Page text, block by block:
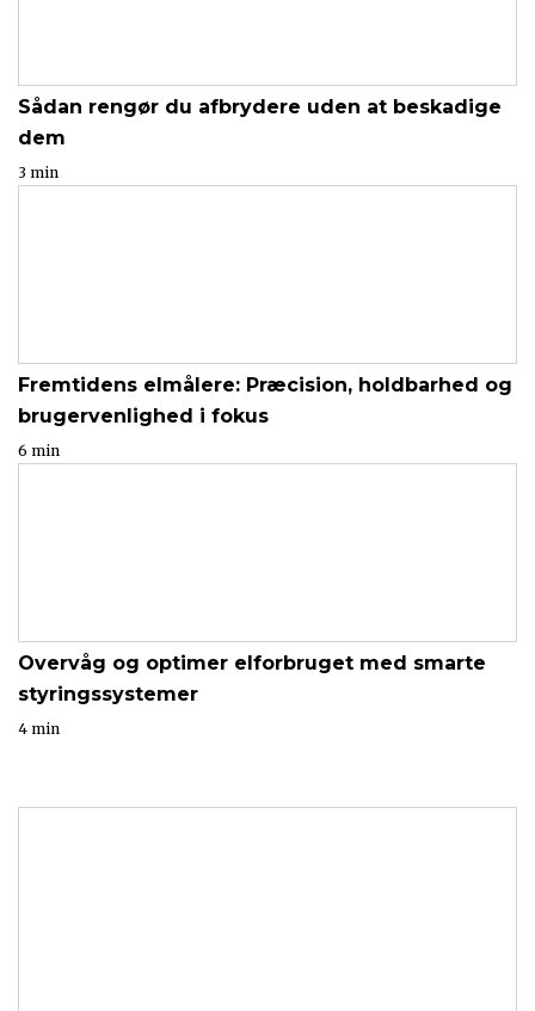
Sådan rengør du afbrydere uden at beskadige
dem
3 min
Fremtidens elmålere: Præcision, holdbarhed og
brugervenlighed i fokus
6 min
Overvåg og optimer elforbruget med smarte
styringssystemer
4 min